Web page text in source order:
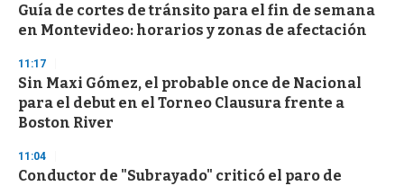
s
o
f
3
s
c
o
d
s
Guía de cortes de tránsito para el fin de semana
en Montevideo: horarios y zonas de afectación
11:17
Sin Maxi Gómez, el probable once de Nacional
para el debut en el Torneo Clausura frente a
Boston River
11:04
Conductor de "Subrayado" criticó el paro de